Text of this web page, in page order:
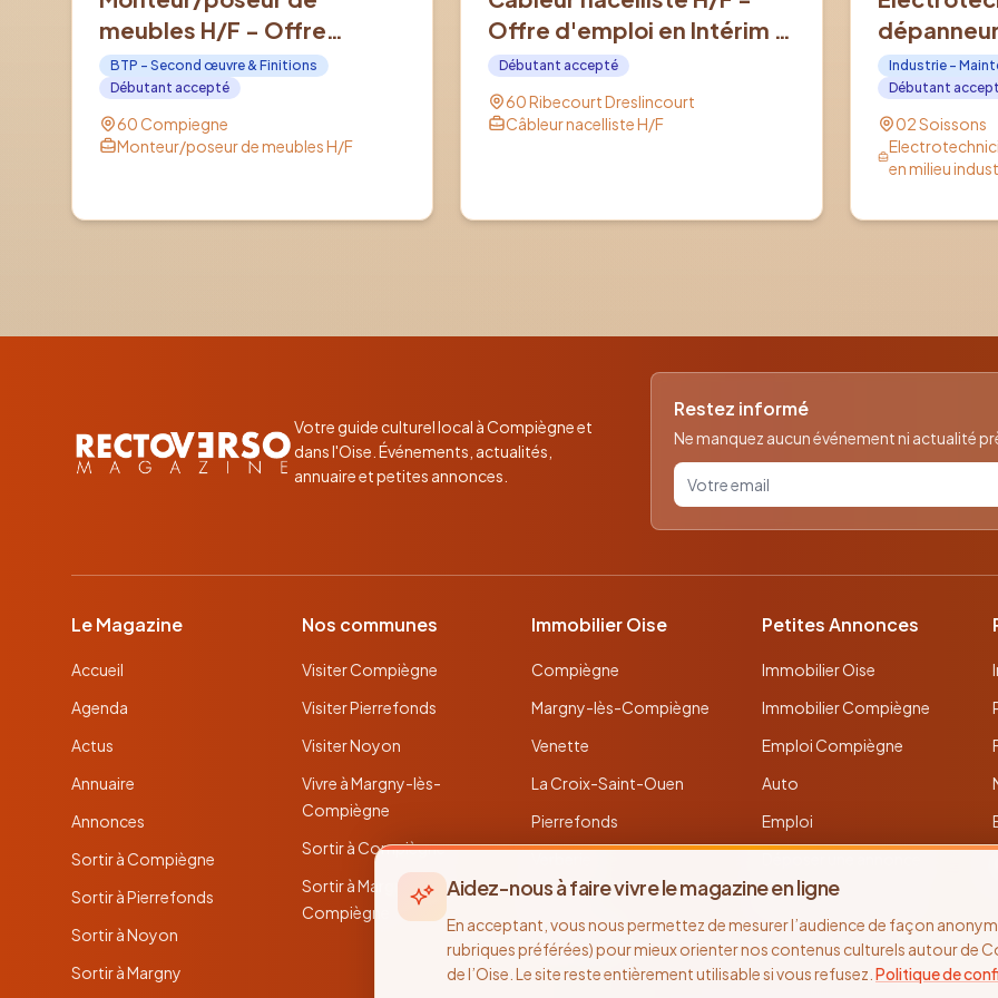
meubles H/F - Offre
d'emploi en Intérim à
COMPIEGNE (60)
BTP - Second œuvre & Finitions
Débutant accepté
60 Compiegne
Monteur/poseur de meubles H/F
Offre d'emploi en Intérim à
RIBECOURT DRESLINCOURT
(60)
Débutant accepté
60 Ribecourt Dreslincourt
Câbleur nacelliste H/F
industriel
d'emploi en
SOISSONS
Industrie -
Débutant
02 Soissons
en milieu
Votre guide culturel local à Compiègne et
dans l'Oise. Événements, actualités,
annuaire et petites annonces.
Restez informé
Ne manquez aucun événement ni actualité
Votre email pour la newsletter
Le Magazine
Accueil
Agenda
Actus
Annuaire
Annonces
Sortir à Compiègne
Sortir à Pierrefonds
Sortir à Noyon
Sortir à Margny
Nos communes
Visiter Compiègne
Visiter Pierrefonds
Visiter Noyon
Vivre à Margny-lès-
Compiègne
Sortir à Compiègne
Sortir à Margny-lès-
Compiègne
Immobilier Oise
Compiègne
Margny-lès-Compiègne
Venette
La Croix-Saint-Ouen
Pierrefonds
Noyon
Thourotte
Petites Annonces
Immobilier Oise
Immobilier Compiègne
Emploi Compiègne
Auto
Emploi
Toutes les annonces
Aidez-nous à faire vivre le magazine en ligne
En acceptant, vous nous permettez de mesurer l’audience de façon
rubriques préférées) pour mieux orienter nos contenus culturels autour de
de l’Oise. Le site reste entièrement utilisable si vous refusez. Politique de